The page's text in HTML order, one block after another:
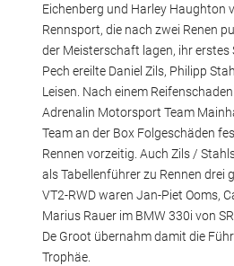
Eichenberg und Harley Haughton
Rennsport, die nach zwei Renen
der Meisterschaft lagen, ihr
Pech ereilte Daniel Zils, Philipp
Leisen. Nach einem
Adrenalin Motorsport Team
Team an der Box Folgeschäden
Rennen vorzeitig. Auch Zils /
als Tabellenführer zu Rennen drei
VT2-RWD waren Jan-Piet Ooms,
Marius Rauer im BMW 330i von
De Groot übernahm damit die
Trophäe.